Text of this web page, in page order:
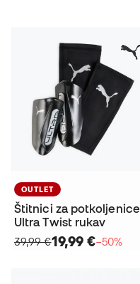
OUTLET
Štitnici za potkoljenice
Ultra Twist rukav
39,99 €19,99 €−50%